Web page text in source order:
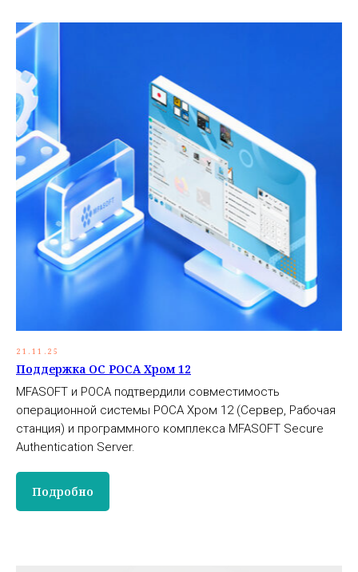
21.11.25
Поддержка ОС РОСА Хром 12
MFASOFT и РОСА подтвердили совместимость
операционной системы РОСА Хром 12 (Сервер, Рабочая
станция) и программного комплекса MFASOFT Secure
Authentication Server.
Подробно